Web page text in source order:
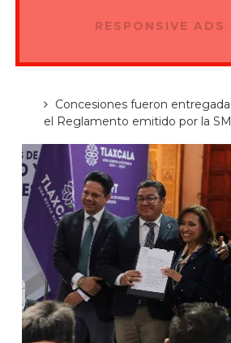
RESPONSIVE ADS
Concesiones fueron
el Reglamento emitido por la